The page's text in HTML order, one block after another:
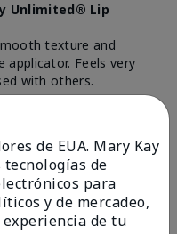
Unlimited® Lip
texture and
Feels very
with others.
were.
un amigo
esta
de EUA. Mary Kay
de
para
y de mercadeo,
de tu